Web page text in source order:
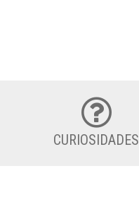
CURIOSIDADES